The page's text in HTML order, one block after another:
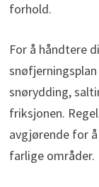
forhold.
For å håndtere
snørydding,
friksjonen.
avgjørende for
farlige områder.